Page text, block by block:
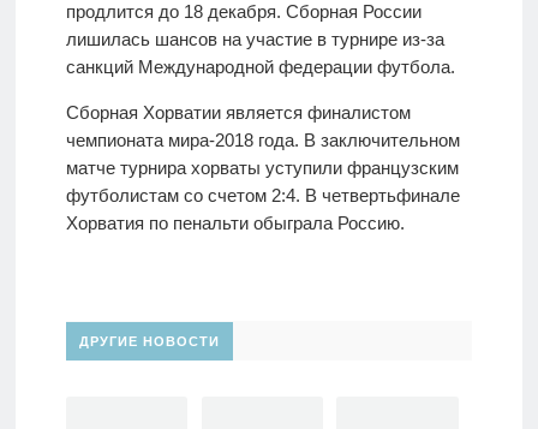
продлится до 18 декабря. Сборная России
лишилась шансов на участие в турнире из-за
санкций Международной федерации футбола.
Сборная Хорватии является финалистом
чемпионата мира-2018 года. В заключительном
матче турнира хорваты уступили французским
футболистам со счетом 2:4. В четвертьфинале
Хорватия по пенальти обыграла Россию.
ДРУГИЕ НОВОСТИ